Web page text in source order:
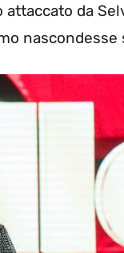
da
nascondesse